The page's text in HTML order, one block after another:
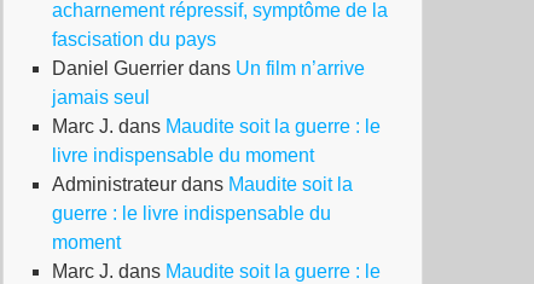
acharnement répressif, symptôme de la
fascisation du pays
Daniel Guerrier dans Un film n’arrive
jamais seul
Marc J. dans Maudite soit la guerre : le
livre indispensable du moment
Administrateur dans Maudite soit la
guerre : le livre indispensable du
moment
Marc J. dans Maudite soit la guerre : le